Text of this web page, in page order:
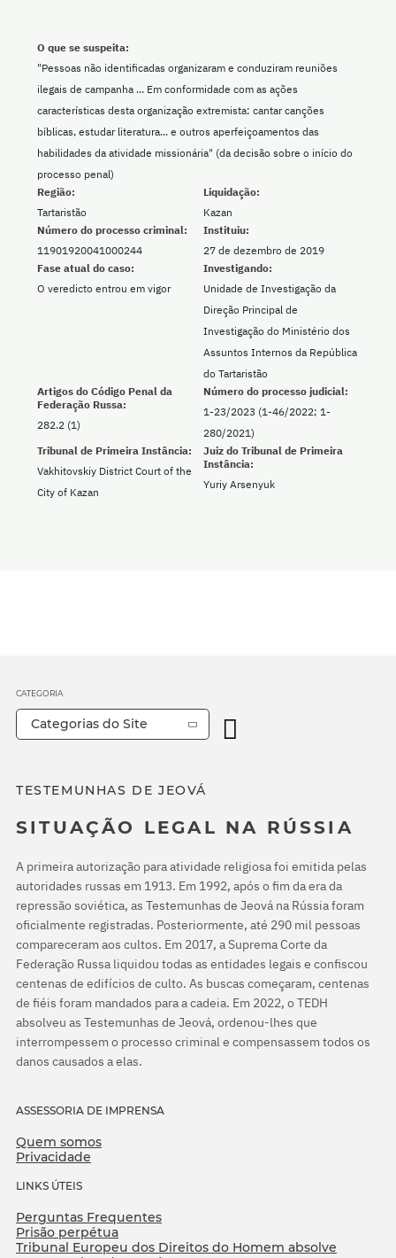
Região:
Tartaristão
Liquidação:
Kazan
O que se suspeita:
"Pessoas não identificadas organizaram e conduziram reuniões
ilegais de campanha ... Em conformidade com as ações
características desta organização extremista: cantar canções
bíblicas, estudar literatura... e outros aperfeiçoamentos das
habilidades da atividade missionária" (da decisão sobre o início do
processo penal)
Número do processo criminal:
11901920041000244
Instituiu:
27 de dezembro de 2019
Fase atual do caso:
O veredicto entrou em vigor
Investigando:
Unidade de Investigação da
Direção Principal de
Investigação do Ministério dos
Assuntos Internos da República
do Tartaristão
Artigos do Código Penal da
Federação Russa:
282.2 (1)
Número do processo judicial:
1-23/2023 (1-46/2022; 1-
280/2021)
Tribunal de Primeira Instância:
Vakhitovskiy District Court of the
City of Kazan
Juiz do Tribunal de Primeira
Instância:
Yuriy Arsenyuk
TESTEMUNHAS DE JEOVÁ
SITUAÇÃO LEGAL NA RÚSSIA
A primeira autorização para atividade religiosa foi emitida pelas
autoridades russas em 1913. Em 1992, após o fim da era da
repressão soviética, as Testemunhas de Jeová na Rússia foram
oficialmente registradas. Posteriormente, até 290 mil pessoas
compareceram aos cultos. Em 2017, a Suprema Corte da
Federação Russa liquidou todas as entidades legais e confiscou
centenas de edifícios de culto. As buscas começaram, centenas
de fiéis foram mandados para a cadeia. Em 2022, o TEDH
absolveu as Testemunhas de Jeová, ordenou-lhes que
interrompessem o processo criminal e compensassem todos os
danos causados a elas.
ASSESSORIA DE IMPRENSA
Quem somos
Privacidade
LINKS ÚTEIS
Perguntas Frequentes
Prisão perpétua
Tribunal Europeu dos Direitos do Homem absolve
CATEGORIA
Categorias do Site